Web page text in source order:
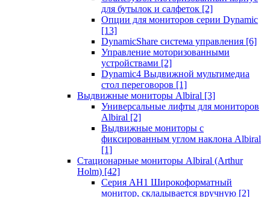
для бутылок и салфеток [2]
Опции для мониторов серии Dynamic
[13]
DynamicShare система управления [6]
Управление моторизованными
устройствами [2]
Dynamic4 Выдвижной мультимедиа
стол переговоров [1]
Выдвижные мониторы Albiral [3]
Универсальные лифты для мониторов
Albiral [2]
Выдвижные мониторы с
фиксированным углом наклона Albiral
[1]
Стационарные мониторы Albiral (Arthur
Holm) [42]
Серия AH1 Широкоформатный
монитор, складывается вручную [2]